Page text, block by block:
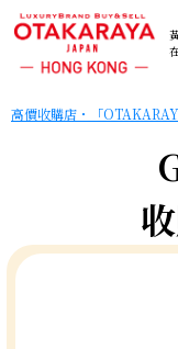
高價收購店・「